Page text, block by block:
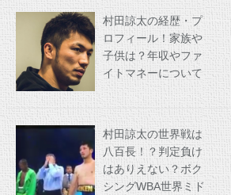
村田諒太の経歴・プ
ロフィール！家族や
子供は？年収やファ
イトマネーについて
村田諒太の世界戦は
八百長！？判定負け
はありえない？ボク
シングWBA世界ミド